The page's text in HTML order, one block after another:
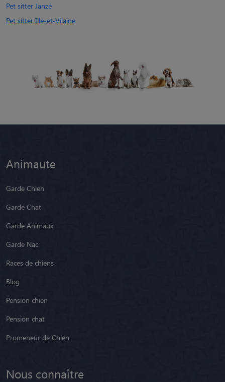
Pet sitter Janzé
Pet sitter Ille-et-Vilaine
Animaute
Garde Chien
Garde Chat
Garde Animaux
Garde Nac
Races de chiens
Blog
Pension chien
Pension chat
Promeneur de Chien
Nous connaître